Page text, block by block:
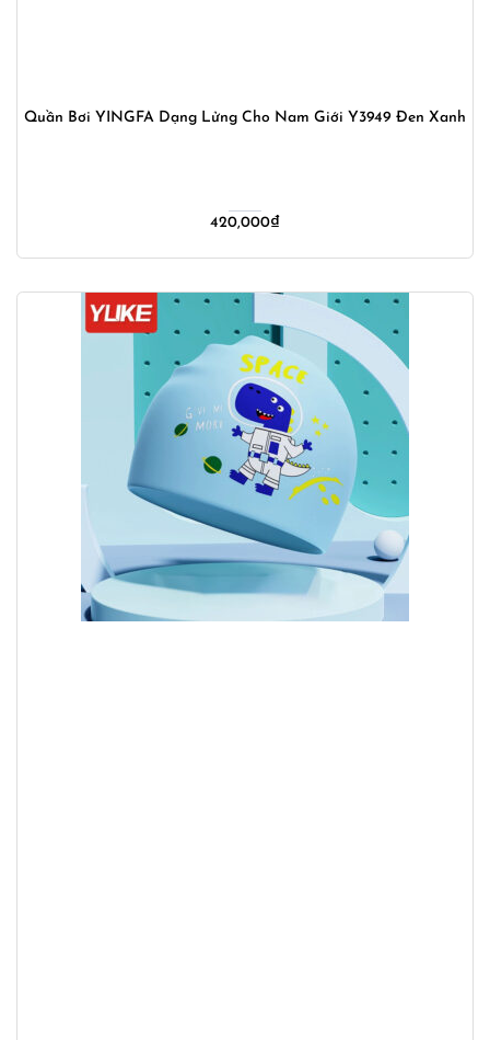
Quần Bơi YINGFA Dạng Lửng Cho Nam Giới Y3949 Đen Xanh
420,000₫